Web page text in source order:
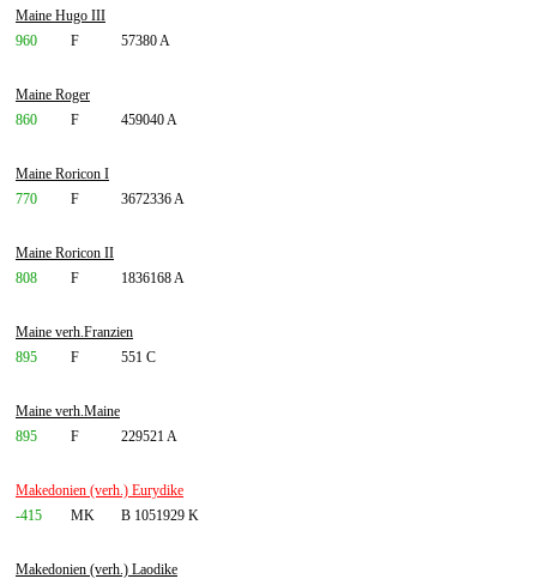
Maine Hugo III
960
F 57380 A
Maine Roger
860
F 459040 A
Maine Roricon I
770
F 3672336 A
Maine Roricon II
808
F 1836168 A
Maine verh.Franzien
895
F 551 C
Maine verh.Maine
895
F 229521 A
Makedonien (verh.) Eurydike
-415
MK B 1051929 K
Makedonien (verh.) Laodike